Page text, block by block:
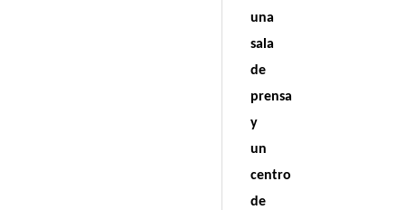
una
sala
de
prensa
y
un
centro
de